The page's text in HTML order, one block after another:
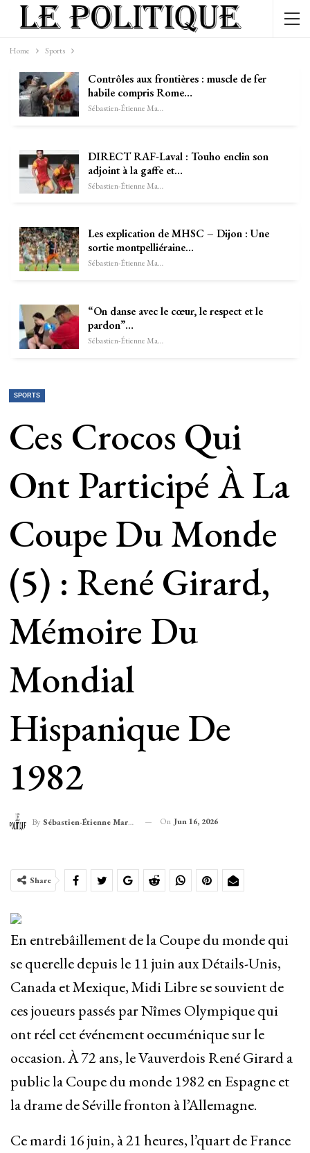
Home Sports
Contrôles aux frontières : muscle de fer
habile compris Rome…
Sébastien-Étienne Marechal
DIRECT RAF-Laval : Touho enclin son
adjoint à la gaffe et…
Sébastien-Étienne Marechal
Les explication de MHSC – Dijon : Une
sortie montpelliéraine…
Sébastien-Étienne Marechal
“On danse avec le cœur, le respect et le
pardon”…
Sébastien-Étienne Marechal
SPORTS
Ces Crocos Qui
Ont Participé À La
Coupe Du Monde
(5) : René Girard,
Mémoire Du
Mondial
Hispanique De
1982
By Sébastien-Étienne Marechal On Jun 16, 2026
Share
En entrebâillement de la Coupe du monde qui
se querelle depuis le 11 juin aux Détails-Unis,
Canada et Mexique, Midi Libre se souvient de
ces joueurs passés par Nîmes Olympique qui
ont réel cet événement oecuménique sur le
occasion. À 72 ans, le Vauverdois René Girard a
public la Coupe du monde 1982 en Espagne et
la drame de Séville fronton à l’Allemagne.
Ce mardi 16 juin, à 21 heures, l’quart de France